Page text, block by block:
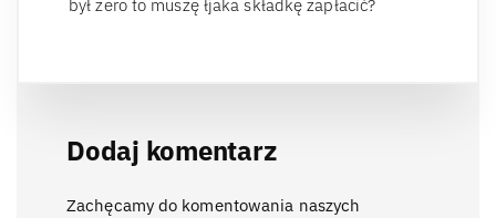
był zero to muszę łjaka składkę zapłacić?
Dodaj komentarz
Zachęcamy do komentowania naszych